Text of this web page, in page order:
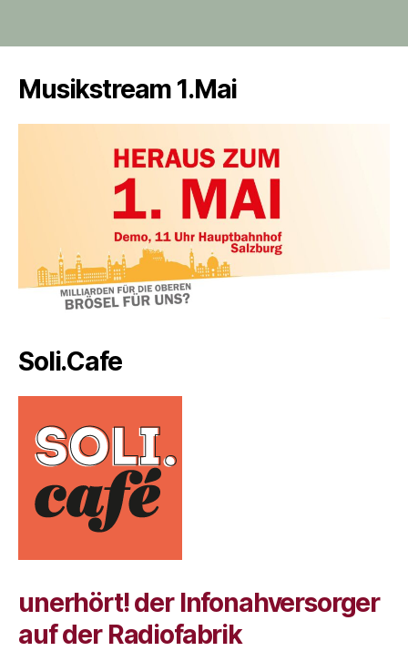
Musikstream 1.Mai
Soli.Cafe
unerhört! der Infonahversorger
auf der Radiofabrik